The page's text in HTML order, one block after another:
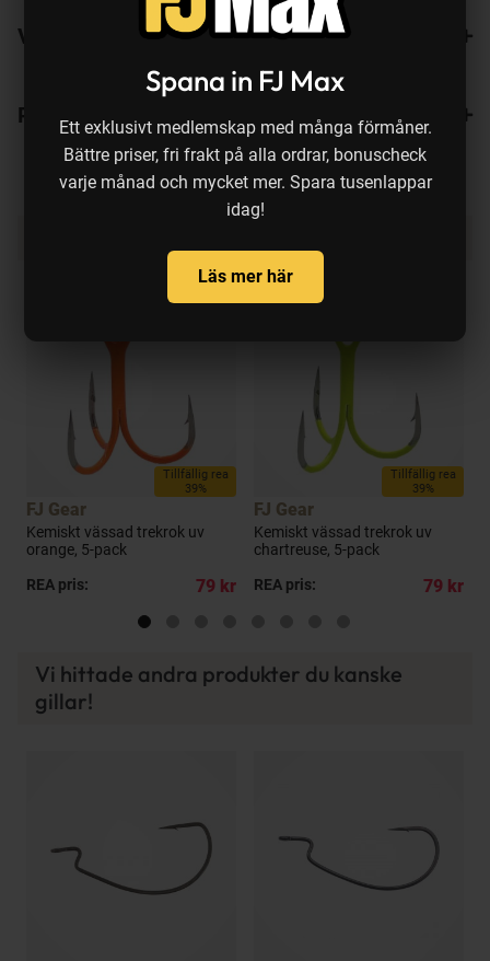
Spana in FJ Max
Ett exklusivt medlemskap med många förmåner.
Bättre priser, fri frakt på alla ordrar, bonuscheck
varje månad och mycket mer. Spara tusenlappar
idag!
Läs mer här
Varianter
Recensioner
Tillfällig rea
39%
FJ Gear
Kemiskt vässad trekrok uv
orange, 5-pack
REA pris:
79 kr
Tillfällig rea
39%
FJ Gear
Kemiskt vässad trekrok uv
chartreuse, 5-pack
REA pris:
79 kr
Vi hittade andra produkter du kanske
gillar!